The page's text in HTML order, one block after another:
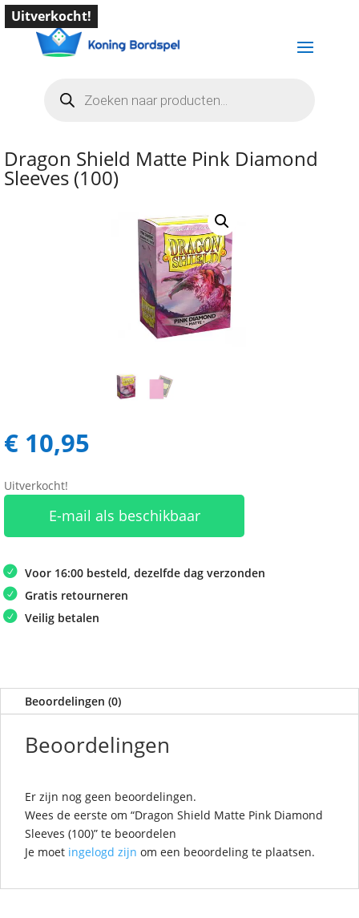
zoeken
Uitverkocht!
Dragon Shield Matte Pink Diamond
Sleeves (100)
€ 10,95
Uitverkocht!
E-mail als beschikbaar
Voor 16:00 besteld, dezelfde dag verzonden
Gratis retourneren
Veilig betalen
Beoordelingen (0)
Beoordelingen
Er zijn nog geen beoordelingen.
Wees de eerste om “Dragon Shield Matte Pink Diamond
Sleeves (100)” te beoordelen
Je moet ingelogd zijn om een beoordeling te plaatsen.